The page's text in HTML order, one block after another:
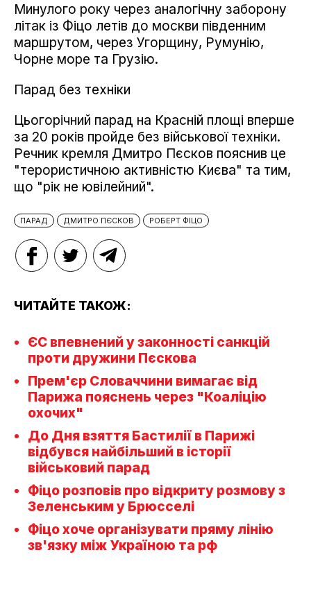
Минулого року через аналогічну заборону
літак із Фіцо летів до москви південним
маршрутом, через Угорщину, Румунію,
Чорне море та Грузію.
Парад без техніки
Цьогорічний парад на Красній площі вперше
за 20 років пройде без військової техніки.
Речник кремля Дмитро Пєсков пояснив це
"терористичною активністю Києва" та тим,
що "рік не ювілейний".
ПАРАД ДМИТРО ПЄСКОВ РОБЕРТ ФІЦО
ЧИТАЙТЕ ТАКОЖ:
ЄС впевнений у законності санкцій
проти дружини Пєскова
Прем'єр Словаччини вимагає від
Парижа пояснень через "Коаліцію
охочих"
До Дня взяття Бастилії в Парижі
відбувся найбільший в історії
військовий парад
Фіцо розповів про відкриту розмову з
Зеленським у Брюсселі
Фіцо хоче організувати пряму лінію
зв'язку між Україною та рф